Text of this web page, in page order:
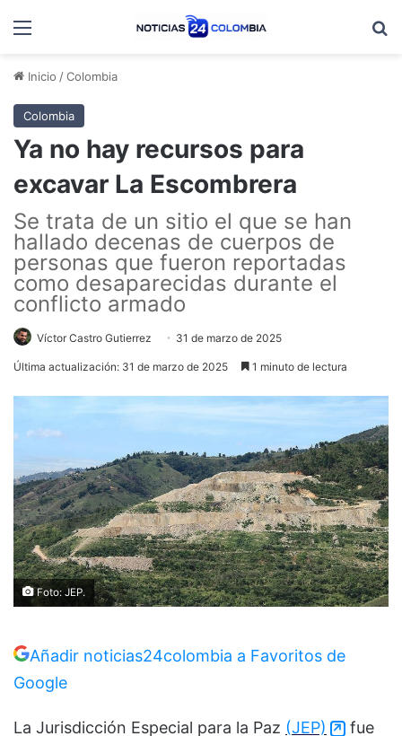
Menú
Inicio /Colombia
Colombia
Ya no hay recursos para
excavar La Escombrera
Se trata de un sitio el que se han
hallado decenas de cuerpos de
personas que fueron reportadas
como desaparecidas durante el
conflicto armado
Víctor Castro Gutierrez 31 de marzo de 2025
Última actualización: 31 de marzo de 2025 1 minuto de lectura
Foto: JEP.
Añadir noticias24colombia a Favoritos de
Google
La Jurisdicción Especial para la Paz (JEP)
fue